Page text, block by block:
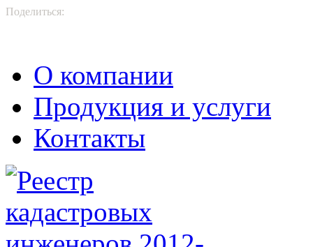
Поделиться:
О компании
Продукция и услуги
Контакты